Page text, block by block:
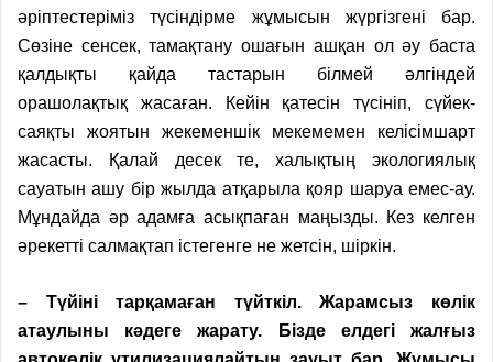
әріптестеріміз түсіндірме жұмысын жүргізгені бар.
Сөзіне сенсек, тамақтану ошағын ашқан ол әу баста
қалдықты қайда тастарын білмей әлгіндей
орашолақтық жасаған. Кейін қатесін түсініп, сүйек-
саяқты жоятын жекеменшік мекемемен келісімшарт
жасасты. Қалай десек те, халықтың экологиялық
сауатын ашу бір жылда атқарыла қояр шаруа емес-ау.
Мұндайда әр адамға асықпаған маңызды. Кез келген
әрекетті салмақтап істегенге не жетсін, шіркін.
– Түйіні тарқамаған түйткіл. Жарамсыз көлік
атаулыны кәдеге жарату. Бізде елдегі жалғыз